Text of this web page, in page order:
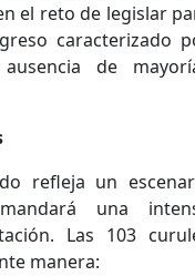
el reto de legislar
caracterizado
de
refleja un
una
Las 103
manera: